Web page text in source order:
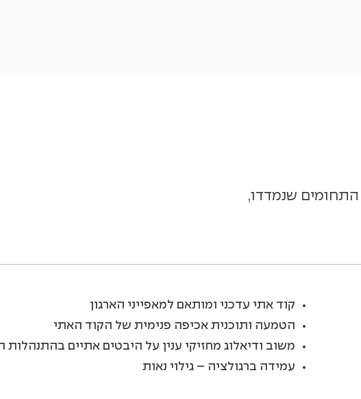
התחומים שנמדדו,
קוד אתי עדכני ומותאם למאפייני הארגון
הטמעה ותוכנית אכיפה פנימית של הקוד האתי
משוב ודיאלוג מחזיקי ענין על היבטים אתיים בהתנהלות
עמידה ברגולציה – גילוי נאות